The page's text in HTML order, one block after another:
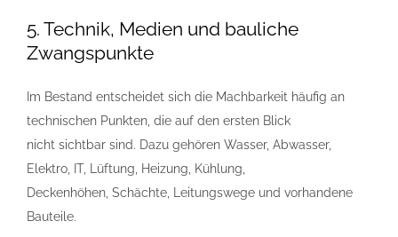
5. Technik, Medien und bauliche
Zwangspunkte
Im Bestand entscheidet sich die Machbarkeit häufig an
technischen Punkten, die auf den ersten Blick
nicht sichtbar sind. Dazu gehören Wasser, Abwasser,
Elektro, IT, Lüftung, Heizung, Kühlung,
Deckenhöhen, Schächte, Leitungswege und vorhandene
Bauteile.